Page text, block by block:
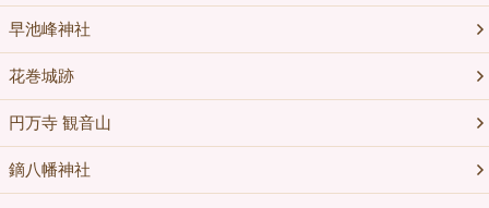
早池峰神社
花巻城跡
円万寺 観音山
鏑八幡神社